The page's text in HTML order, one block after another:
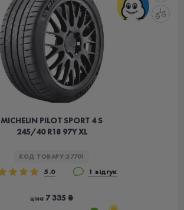
MICHELIN PILOT SPORT 4 S
245/40 R18 97Y XL
КОД ТОВАРУ:27701
5.0 1 відгук
ціна 7 335 ₴